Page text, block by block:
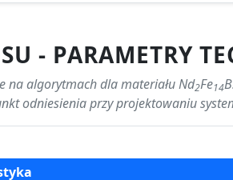
- PARAMETRY
na algorytmach dla materiału Nd2Fe14
odniesienia przy projektowaniu